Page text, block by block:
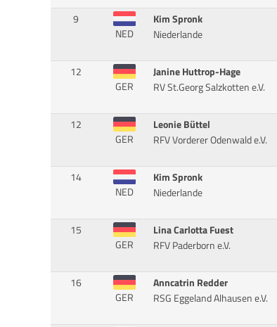
9
NED
Kim Spronk
Niederlande
12
GER
Janine Huttrop-Hage
RV St.Georg Salzkotten e.V.
12
GER
Leonie Büttel
RFV Vorderer Odenwald e.V.
14
NED
Kim Spronk
Niederlande
15
GER
Lina Carlotta Fuest
RFV Paderborn e.V.
16
GER
Anncatrin Redder
RSG Eggeland Alhausen e.V.